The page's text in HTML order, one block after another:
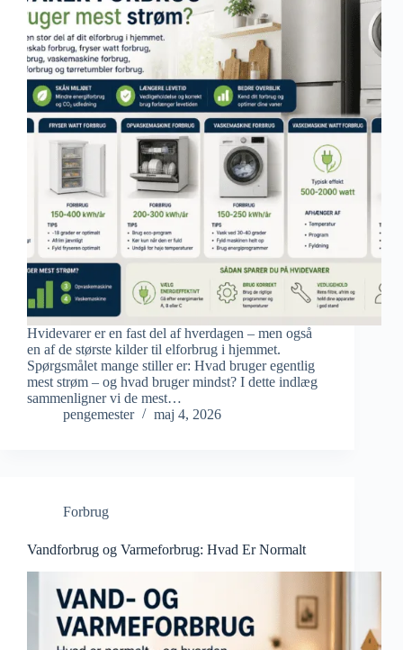
Hvidevarer er en fast del af hverdagen – men også
en af de største kilder til elforbrug i hjemmet.
Spørgsmålet mange stiller er: Hvad bruger egentlig
mest strøm – og hvad bruger mindst? I dette indlæg
sammenligner vi de mest…
pengemester
maj 4, 2026
Forbrug
Vandforbrug og Varmeforbrug: Hvad Er Normalt